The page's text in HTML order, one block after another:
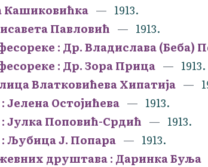
Кашиковићка
1913.
Павловић
1913.
: Др. Владислава (Беба)
: Др. Зора Прица
1913.
Влатковићева Хипатија
Остојићева
1913.
Јулка Поповић-Срдић
1913.
Љубица Ј. Попара
1913.
друштава : Даринка Буља